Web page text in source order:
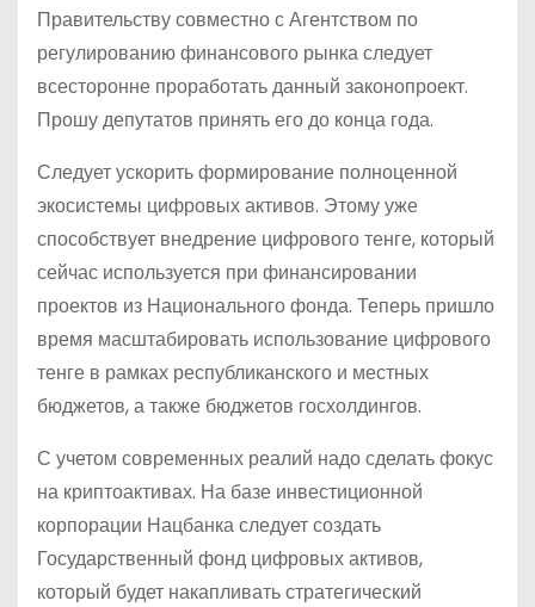
Правительству совместно с Агентством по
регулированию финансового рынка следует
всесторонне проработать данный законопроект.
Прошу депутатов принять его до конца года.
Следует ускорить формирование полноценной
экосистемы цифровых активов. Этому уже
способствует внедрение цифрового тенге, который
сейчас используется при финансировании
проектов из Национального фонда. Теперь пришло
время масштабировать использование цифрового
тенге в рамках республиканского и местных
бюджетов, а также бюджетов госхолдингов.
С учетом современных реалий надо сделать фокус
на криптоактивах. На базе инвестиционной
корпорации Нацбанка следует создать
Государственный фонд цифровых активов,
который будет накапливать стратегический